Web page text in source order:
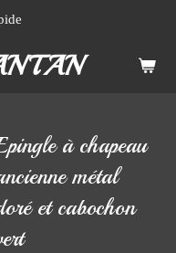
à chapeau
métal
et cabochon